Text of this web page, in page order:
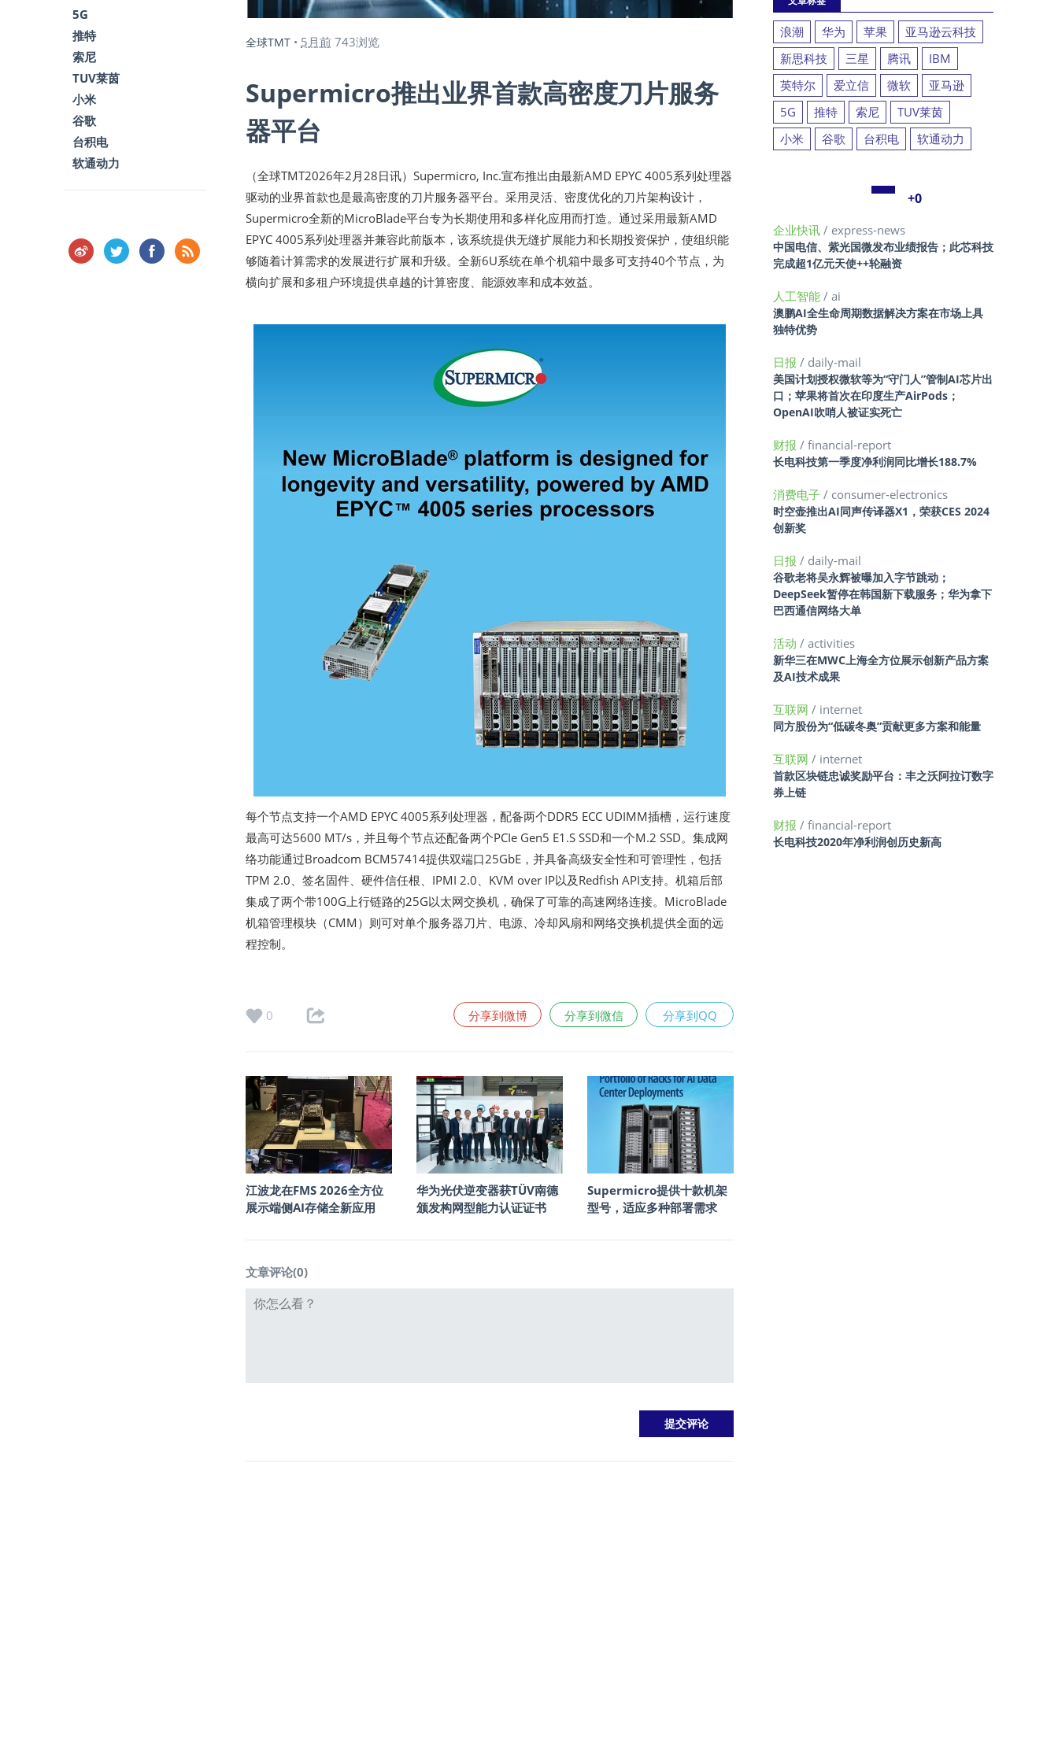
全球TMT • 5月前 743浏览
Supermicro推出业界首款高密度刀片服务
器平台
（全球TMT2026年2月28日讯）Supermicro, Inc.宣布推出由最新AMD EPYC 4005系列处理器
驱动的业界首款也是最高密度的刀片服务器平台。采用灵活、密度优化的刀片架构设计，
Supermicro全新的MicroBlade平台专为长期使用和多样化应用而打造。通过采用最新AMD
EPYC 4005系列处理器并兼容此前版本，该系统提供无缝扩展能力和长期投资保护，使组织能
够随着计算需求的发展进行扩展和升级。全新6U系统在单个机箱中最多可支持40个节点，为
横向扩展和多租户环境提供卓越的计算密度、能源效率和成本效益。
每个节点支持一个AMD EPYC 4005系列处理器，配备两个DDR5 ECC UDIMM插槽，运行速度
最高可达5600 MT/s，并且每个节点还配备两个PCIe Gen5 E1.S SSD和一个M.2 SSD。集成网
络功能通过Broadcom BCM57414提供双端口25GbE，并具备高级安全性和可管理性，包括
TPM 2.0、签名固件、硬件信任根、IPMI 2.0、KVM over IP以及Redfish API支持。机箱后部
集成了两个带100G上行链路的25G以太网交换机，确保了可靠的高速网络连接。MicroBlade
机箱管理模块（CMM）则可对单个服务器刀片、电源、冷却风扇和网络交换机提供全面的远
程控制。
0 分享到微博 分享到微信 分享到QQ
江波龙在FMS 2026全方位
展示端侧AI存储全新应用
华为光伏逆变器获TÜV南德
颁发构网型能力认证证书
Supermicro提供十款机架
型号，适应多种部署需求
文章评论(0)
5G
推特
索尼
TUV莱茵
小米
谷歌
台积电
软通动力
浪潮 华为 苹果
亚马逊云科技
新思科技
三星 腾讯
IBM
英特尔
爱立信 微软
亚马逊
5G
推特 索尼
TUV莱茵
小米
谷歌 台积电 软通动力
+0
企业快讯 / express-news
中国电信、紫光国微发布业绩报告；此芯科技
完成超1亿元天使++轮融资
人工智能 / ai
澳鹏AI全生命周期数据解决方案在市场上具
独特优势
日报 / daily-mail
美国计划授权微软等为“守门人”管制AI芯片出
口；苹果将首次在印度生产AirPods；
OpenAI吹哨人被证实死亡
财报 / financial-report
长电科技第一季度净利润同比增长188.7%
消费电子 / consumer-electronics
时空壶推出AI同声传译器X1，荣获CES 2024
创新奖
日报 / daily-mail
谷歌老将吴永辉被曝加入字节跳动；
DeepSeek暂停在韩国新下载服务；华为拿下
巴西通信网络大单
活动 / activities
新华三在MWC上海全方位展示创新产品方案
及AI技术成果
互联网 / internet
同方股份为“低碳冬奥”贡献更多方案和能量
互联网 / internet
首款区块链忠诚奖励平台：丰之沃阿拉订数字
券上链
财报 / financial-report
长电科技2020年净利润创历史新高